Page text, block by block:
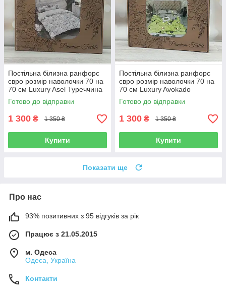
Постільна білизна ранфорс
євро розмір наволочки 70 на
70 см Luxury Asel Туреччина
Готово до відправки
1 300 ₴ 1 350 ₴
Купити
Постільна білизна ранфорс
євро розмір наволочки 70 на
70 см Luxury Avokado
Туреччина
Готово до відправки
1 300 ₴ 1 350 ₴
Купити
Показати ще
Про нас
93% позитивних з 95 відгуків за рік
Працює з 21.05.2015
м. Одеса
Одеса, Україна
Контакти